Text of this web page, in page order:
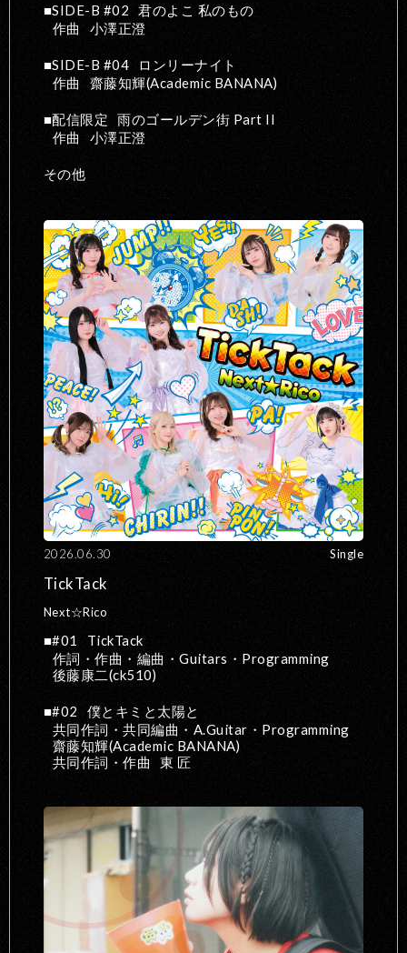
SIDE-B #02
君のよこ 私のもの
作曲
小澤正澄
SIDE-B #04
ロンリーナイト
作曲
齋藤知輝(Academic BANANA)
配信限定
雨のゴールデン街 Part II
作曲
小澤正澄
その他
2026.06.30 Single
TickTack
Next☆Rico
#01
TickTack
作詞・作曲・編曲・Guitars・Programming
後藤康二(ck510)
#02
僕とキミと太陽と
共同作詞・共同編曲・A.Guitar・Programming
齋藤知輝(Academic BANANA)
共同作詞・作曲
東 匠